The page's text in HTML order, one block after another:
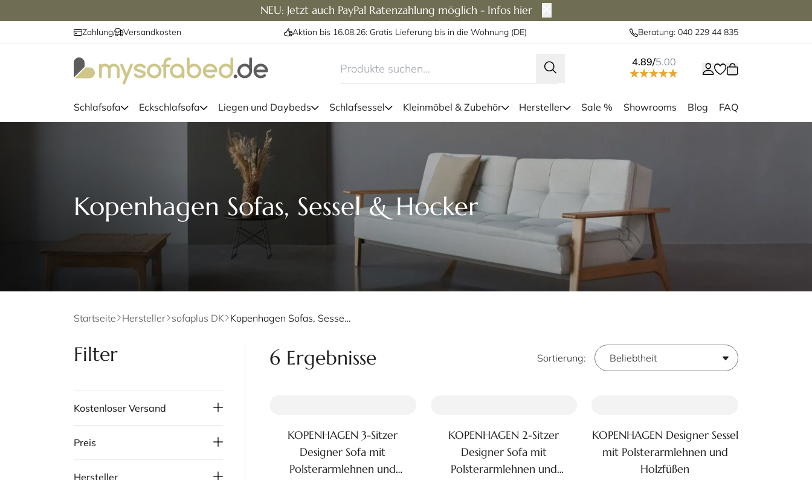
NEU: Jetzt auch PayPal Ratenzahlung möglich - Infos hier
Zahlung/ Versandkosten Aktion bis 16.08.26: Gratis Lieferung bis in die Wohnung (DE) Beratung: 040 229 44 835
4.89/5.00
Schlafsofa Eckschlafsofa Liegen und Daybeds Schlafsessel Kleinmöbel & Zubehör Hersteller Sale % Showrooms Blog FAQ
Kopenhagen Sofas, Sessel & Hocker
Startseite Hersteller sofaplus DK Kopenhagen Sofas, Sessel & Hocker
Filter
Kostenloser Versand
Preis
Hersteller
6 Ergebnisse Sortierung:
Zum Produkt
KOPENHAGEN 3-Sitzer
Designer Sofa mit
Polsterarmlehnen und
Zum Produkt
KOPENHAGEN 2-Sitzer
Designer Sofa mit
Polsterarmlehnen und
Zum Produkt
KOPENHAGEN Designer Sessel
mit Polsterarmlehnen und
Holzfüßen